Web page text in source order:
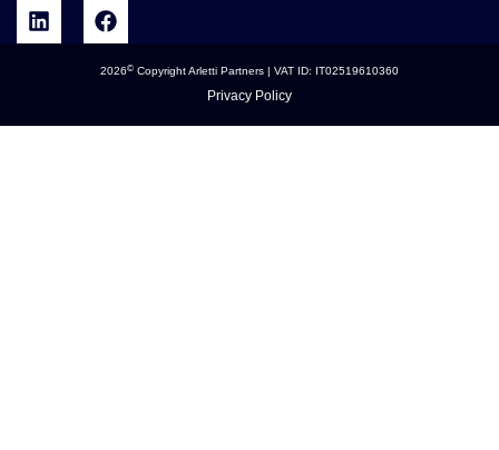
2026© Copyright Arletti Partners | VAT ID: IT02519610360
Privacy Policy